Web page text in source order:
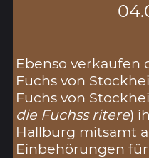
Ebenso verkaufen
Fuchs von
Fuchs von
die Fuchss ritere)
Hallburg mitsamt
Einbehörungen für